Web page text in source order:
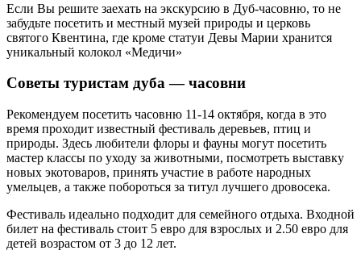
Если Вы решите заехать на экскурсию в Дуб-часовню, то не
забудьте посетить и местный музей природы и церковь
святого Квентина, где кроме статуи Девы Марии хранится
уникальный колокол «Медичи»
Советы туристам дуба — часовни
Рекомендуем посетить часовню 11-14 октября, когда в это
время проходит известный фестиваль деревьев, птиц и
природы. Здесь любители флоры и фауны могут посетить
мастер классы по уходу за животными, посмотреть выставку
новых экотоваров, принять участие в работе народных
умельцев, а также побороться за титул лучшего дровосека.
Фестиваль идеально подходит для семейного отдыха. Входной
билет на фестиваль стоит 5 евро для взрослых и 2.50 евро для
детей возрастом от 3 до 12 лет.